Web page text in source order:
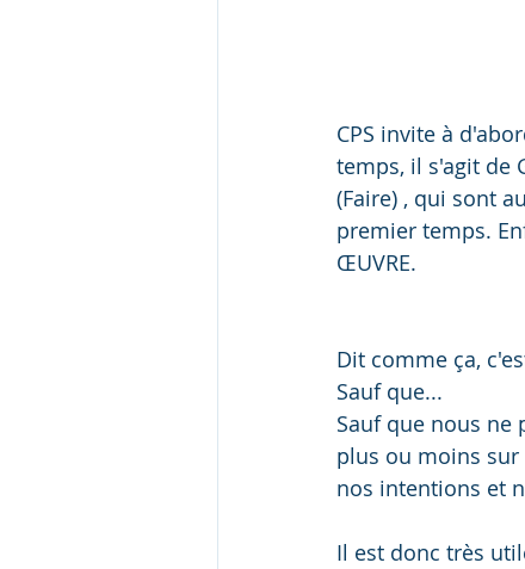
CPS invite à
temps, il s'agit de
(Faire) , qui sont
premier temps.
ŒUVRE.
Dit comme ça,
Sauf que...
Sauf que nous ne
plus ou moins sur
nos intentions et
Il est donc très